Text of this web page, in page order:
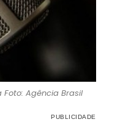
Agência Brasil